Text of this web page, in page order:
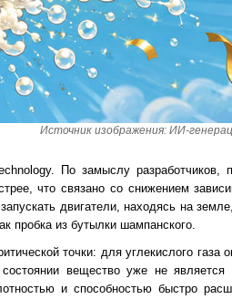
Источник изображения: ИИ-
По замыслу разработчиков,
что связано со снижением
двигатели, находясь на
пробка из бутылки шампанского.
точки: для углекислого газа
вещество уже не является
и способностью быстро